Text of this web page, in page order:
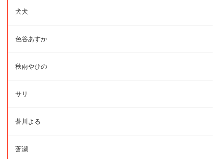
犬犬
色谷あすか
秋雨やひの
サリ
蒼川よる
蒼瀬